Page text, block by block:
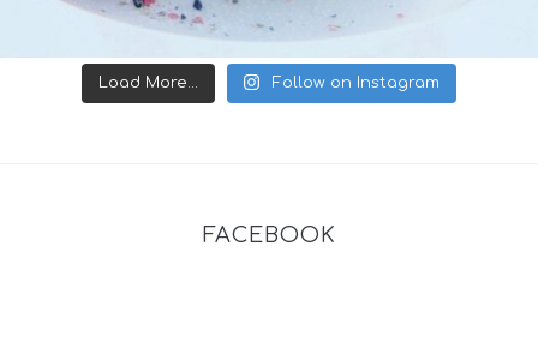
Load More... Follow on Instagram
FACEBOOK